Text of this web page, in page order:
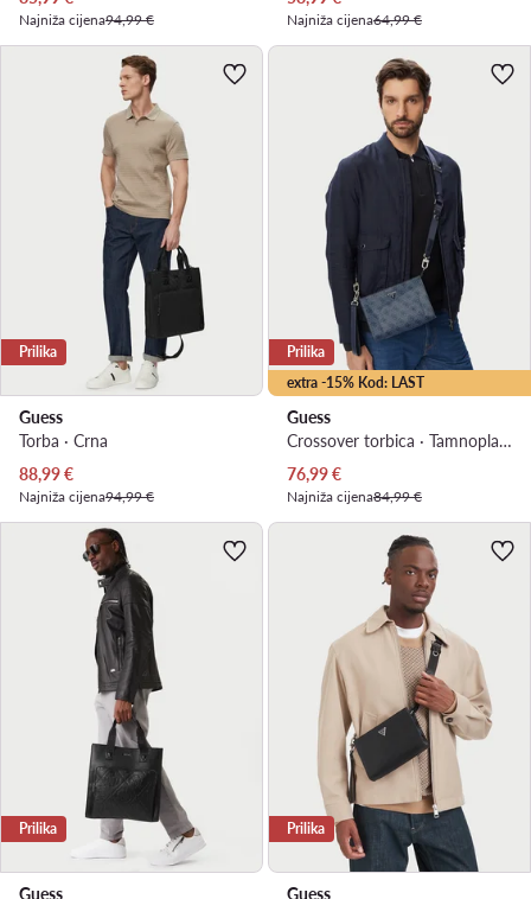
Najniža cijena94,99 € Najniža cijena64,99 €
Prilika
Guess
Torba · Crna
Trenutna cijena
88,99€
Najniža cijena94,99 €
extra -15% Kod: LAST
Prilika
Guess
Crossover torbica · Tamnoplava
Trenutna cijena
76,99€
Najniža cijena84,99 €
Prilika
Guess
Prilika
Guess